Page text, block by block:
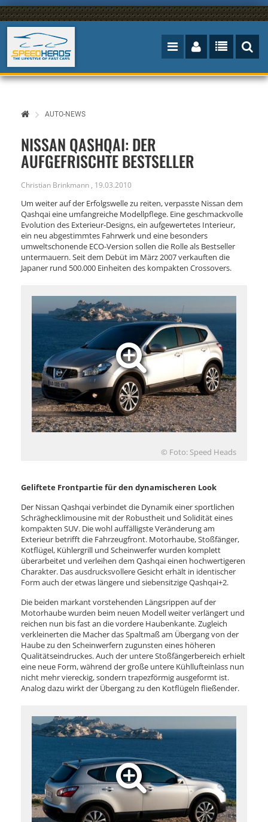
AUTO-NEWS
NISSAN QASHQAI: DER
AUFGEFRISCHTE BESTSELLER
Christian Brinkmann , 19.03.2010
Um weiter auf der Erfolgswelle zu reiten, verpasste Nissan dem
Qashqai eine umfangreiche Modellpflege. Eine geschmackvolle
Evolution des Exterieur-Designs, ein aufgewertetes Interieur,
ein neu abgestimmtes Fahrwerk und eine besonders
umweltschonende ECO-Version sollen die Rolle als Bestseller
untermauern. Seit dem Debüt im März 2007 verkauften die
Japaner rund 500.000 Einheiten des kompakten Crossovers.
© Foto: Speed Heads
Geliftete Frontpartie für den dynamischeren Look
Der Nissan Qashqai verbindet die Dynamik einer sportlichen
Schräghecklimousine mit der Robustheit und Solidität eines
kompakten SUV. Die wohl auffälligste Veränderung am
Exterieur betrifft die Fahrzeugfront. Motorhaube, Stoßfänger,
Kotflügel, Kühlergrill und Scheinwerfer wurden komplett
überarbeitet und verleihen dem Qashqai einen hochwertigeren
Charakter. Das ausdrucksvollere Gesicht erhält in identischer
Form auch der etwas längere und siebensitzige Qashqai+2.
Die beiden markant vorstehenden Längsrippen auf der
Motorhaube wurden beim neuen Modell weiter verlängert und
reichen nun bis fast an die vordere Haubenkante. Zugleich
verkleinerten die Macher das Spaltmaß am Übergang von der
Haube zu den Scheinwerfern zugunsten eines höheren
Qualitätseindruckes. Auch der untere Stoßfängerbereich erhielt
eine neue Form, während der große untere Kühllufteinlass nun
nicht mehr viereckig, sondern trapezförmig ausgeformt ist.
Analog dazu wirkt der Übergang zu den Kotflügeln fließender.